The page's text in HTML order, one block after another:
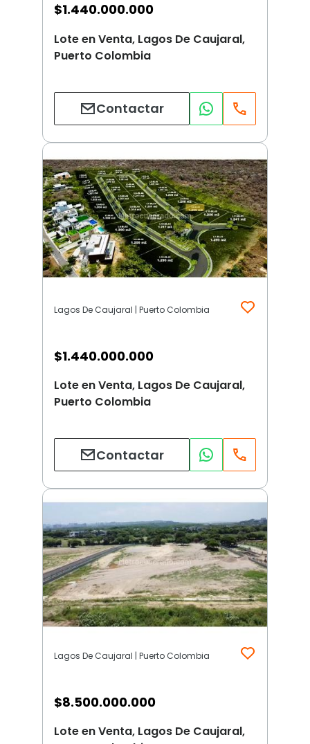
$1.440.000.000
Lote en Venta, Lagos De Caujaral,
Puerto Colombia
Contactar
Lagos De Caujaral | Puerto Colombia
$1.440.000.000
Lote en Venta, Lagos De Caujaral,
Puerto Colombia
Contactar
Lagos De Caujaral | Puerto Colombia
$8.500.000.000
Lote en Venta, Lagos De Caujaral,